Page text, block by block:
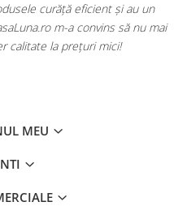
mentine toaleta curata de la
curăță eficient și au un
m-a convins să nu mai
calitate la prețuri mici!
MEU